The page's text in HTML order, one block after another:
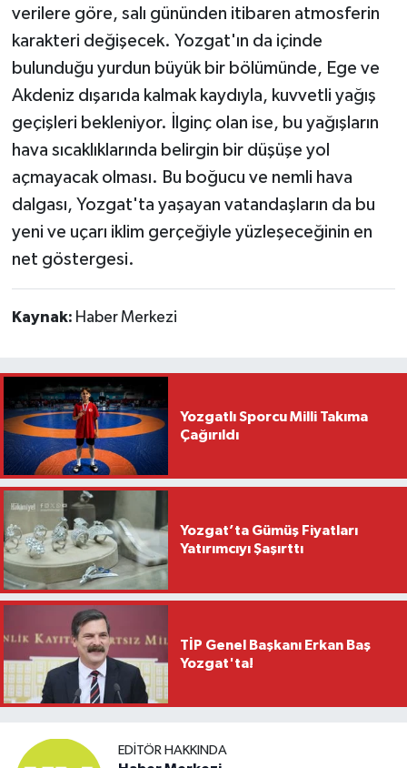
verilere göre, salı gününden itibaren atmosferin
karakteri değişecek. Yozgat'ın da içinde
bulunduğu yurdun büyük bir bölümünde, Ege ve
Akdeniz dışarıda kalmak kaydıyla, kuvvetli yağış
geçişleri bekleniyor. İlginç olan ise, bu yağışların
hava sıcaklıklarında belirgin bir düşüşe yol
açmayacak olması. Bu boğucu ve nemli hava
dalgası, Yozgat'ta yaşayan vatandaşların da bu
yeni ve uçarı iklim gerçeğiyle yüzleşeceğinin en
net göstergesi.
Kaynak: Haber Merkezi
Yozgatlı Sporcu Milli Takıma
Çağırıldı
Yozgat’ta Gümüş Fiyatları
Yatırımcıyı Şaşırttı
TİP Genel Başkanı Erkan Baş
Yozgat'ta!
EDITÖR HAKKINDA